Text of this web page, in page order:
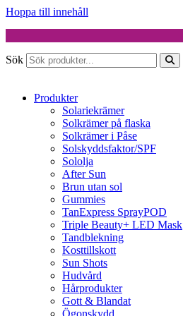
Hoppa till innehåll
Sök
Produkter
Solariekrämer
Solkrämer på flaska
Solkrämer i Påse
Solskyddsfaktor/SPF
Sololja
After Sun
Brun utan sol
Gummies
TanExpress SprayPOD
Triple Beauty+ LED Mask
Tandblekning
Kosttillskott
Sun Shots
Hudvård
Hårprodukter
Gott & Blandat
Ögonskydd